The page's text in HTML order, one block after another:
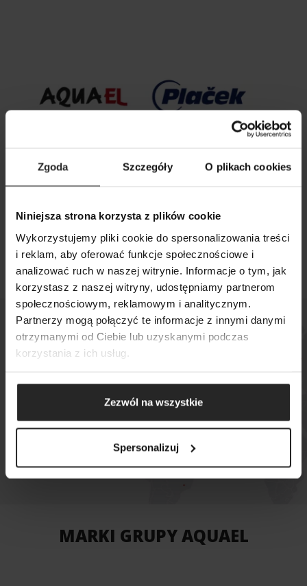
Zgoda Szczegóły O plikach cookies
Niniejsza strona korzysta z plików cookie
Wykorzystujemy pliki cookie do spersonalizowania treści
i reklam, aby oferować funkcje społecznościowe i
analizować ruch w naszej witrynie. Informacje o tym, jak
korzystasz z naszej witryny, udostępniamy partnerom
społecznościowym, reklamowym i analitycznym.
Partnerzy mogą połączyć te informacje z innymi danymi
otrzymanymi od Ciebie lub uzyskanymi podczas
korzystania z ich usług.
Zezwól na wszystkie
Spersonalizuj
Aquael i Grupa Plaček zawarły umowę o
strategicznej współpracy
MAPA SKLEPÓW
MARKI GRUPY AQUAEL
SZUKAJ